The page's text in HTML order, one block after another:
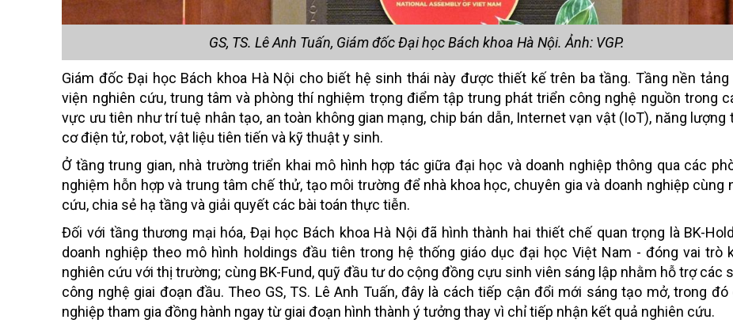
GS, TS. Lê Anh Tuấn, Giám đốc Đại học Bách khoa Hà Nội. Ảnh: VGP.
Giám đốc Đại học Bách khoa Hà Nội cho biết hệ sinh thái này được thiết kế trên ba tầng. Tầng nền tảng
viện nghiên cứu, trung tâm và phòng thí nghiệm trọng điểm tập trung phát triển công nghệ nguồn trong
vực ưu tiên như trí tuệ nhân tạo, an toàn không gian mạng, chip bán dẫn, Internet vạn vật (IoT), năng lượng
cơ điện tử, robot, vật liệu tiên tiến và kỹ thuật y sinh.
Ở tầng trung gian, nhà trường triển khai mô hình hợp tác giữa đại học và doanh nghiệp thông qua các
nghiệm hỗn hợp và trung tâm chế thử, tạo môi trường để nhà khoa học, chuyên gia và doanh nghiệp cùng
cứu, chia sẻ hạ tầng và giải quyết các bài toán thực tiễn.
Đối với tầng thương mại hóa, Đại học Bách khoa Hà Nội đã hình thành hai thiết chế quan trọng là BK-
doanh nghiệp theo mô hình holdings đầu tiên trong hệ thống giáo dục đại học Việt Nam - đóng vai trò
nghiên cứu với thị trường; cùng BK-Fund, quỹ đầu tư do cộng đồng cựu sinh viên sáng lập nhằm hỗ trợ các
công nghệ giai đoạn đầu. Theo GS, TS. Lê Anh Tuấn, đây là cách tiếp cận đổi mới sáng tạo mở, trong đó
nghiệp tham gia đồng hành ngay từ giai đoạn hình thành ý tưởng thay vì chỉ tiếp nhận kết quả nghiên cứu.